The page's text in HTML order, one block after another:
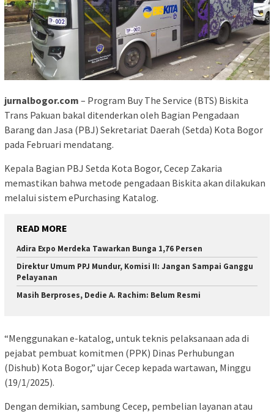
jurnalbogor.com – Program Buy The Service (BTS) Biskita
Trans Pakuan bakal ditenderkan oleh Bagian Pengadaan
Barang dan Jasa (PBJ) Sekretariat Daerah (Setda) Kota Bogor
pada Februari mendatang.
Kepala Bagian PBJ Setda Kota Bogor, Cecep Zakaria
memastikan bahwa metode pengadaan Biskita akan dilakukan
melalui sistem ePurchasing Katalog.
READ MORE
Adira Expo Merdeka Tawarkan Bunga 1,76 Persen
Direktur Umum PPJ Mundur, Komisi II: Jangan Sampai Ganggu
Pelayanan
Masih Berproses, Dedie A. Rachim: Belum Resmi
“Menggunakan e-katalog, untuk teknis pelaksanaan ada di
pejabat pembuat komitmen (PPK) Dinas Perhubungan
(Dishub) Kota Bogor,” ujar Cecep kepada wartawan, Minggu
(19/1/2025).
Dengan demikian, sambung Cecep, pembelian layanan atau